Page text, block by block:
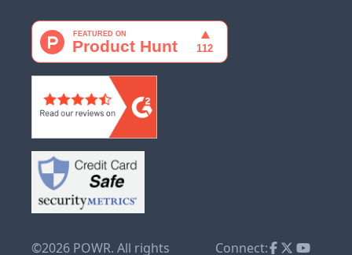
©2026 POWR. All rights Connect: